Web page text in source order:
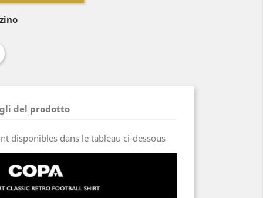
del prodotto
disponibles dans le tableau ci-dessous